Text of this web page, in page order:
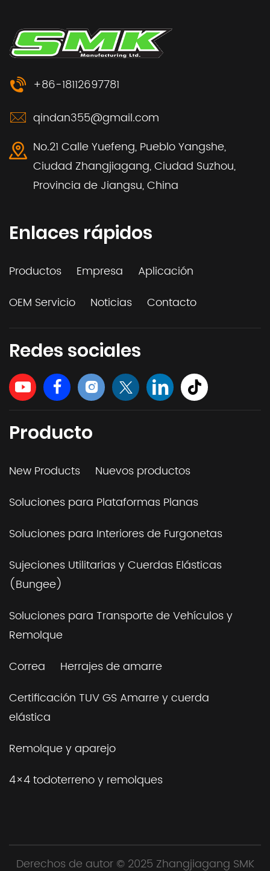
+86-18112697781
qindan355@gmail.com
No.21 Calle Yuefeng, Pueblo Yangshe,
Ciudad Zhangjiagang, Ciudad Suzhou,
Provincia de Jiangsu, China
Enlaces rápidos
Productos Empresa
Aplicación
OEM Servicio
Noticias Contacto
Redes sociales
Producto
New Products
Nuevos productos
Soluciones para Plataformas Planas
Soluciones para Interiores de Furgonetas
Sujeciones Utilitarias y Cuerdas Elásticas
(Bungee)
Soluciones para Transporte de Vehículos y
Remolque
Correa
Herrajes de amarre
Certificación TUV GS Amarre y cuerda
elástica
Remolque y aparejo
4×4 todoterreno y remolques
Derechos de autor © 2025 Zhangjiagang SMK